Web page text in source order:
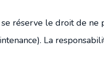
réserve le droit de ne
La